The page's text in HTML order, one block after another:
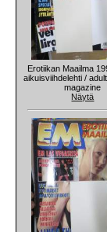
Erotiikan Maailma
aikuisviihdelehti /
magazine
Näytä